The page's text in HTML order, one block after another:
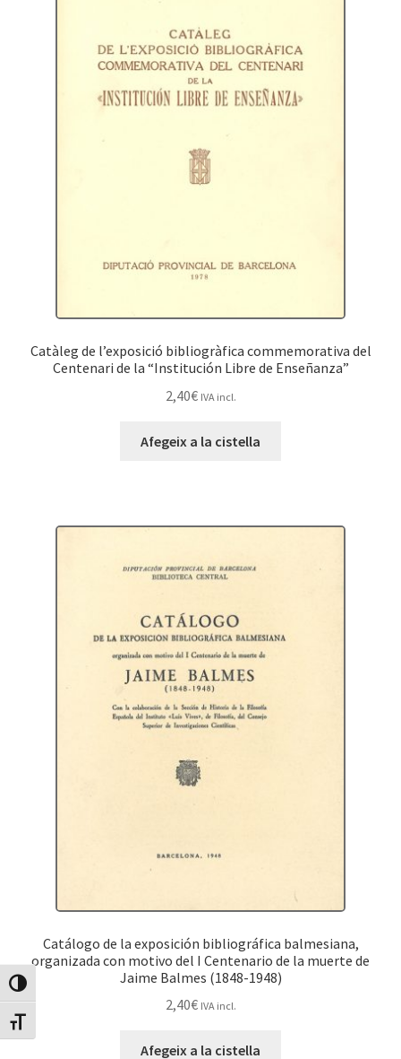
Canvia Alt Contrast
Canvia mida de lletra
Catàleg de l’exposició bibliogràfica commemorativa del
Centenari de la “Institución Libre de Enseñanza”
2,40€ IVA incl.
Afegeix a la cistella
Catálogo de la exposición bibliográfica balmesiana,
organizada con motivo del I Centenario de la muerte de
Jaime Balmes (1848-1948)
2,40€ IVA incl.
Afegeix a la cistella